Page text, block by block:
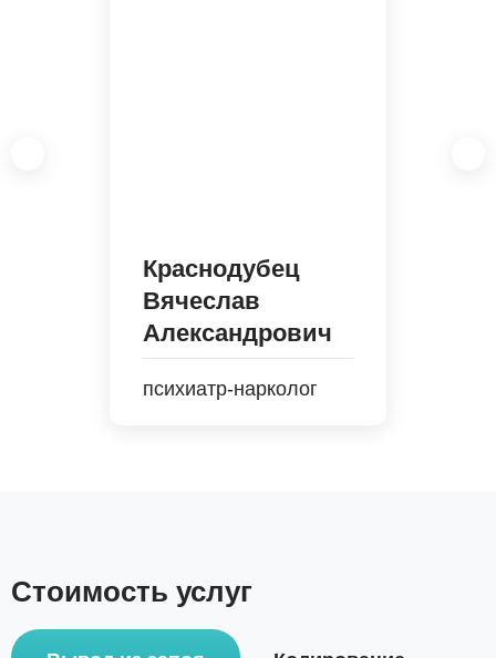
Краснодубец
Вячеслав
Александрович
психиатр-нарколог
Стоимость услуг